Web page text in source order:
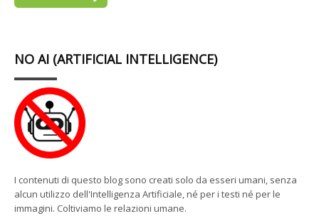
NO AI (ARTIFICIAL INTELLIGENCE)
I contenuti di questo blog sono creati solo da esseri umani, senza
alcun utilizzo dell'Intelligenza Artificiale, né per i testi né per le
immagini. Coltiviamo le relazioni umane.